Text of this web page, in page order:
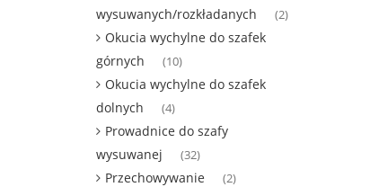
wysuwanych/rozkładanych
(2)
Okucia wychylne do szafek
górnych
(10)
Okucia wychylne do szafek
dolnych
(4)
Prowadnice do szafy
wysuwanej
(32)
Przechowywanie (2)